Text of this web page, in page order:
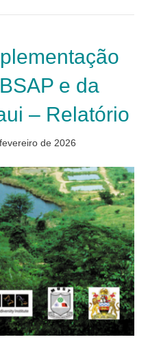
e da
– Relatório
de 2026